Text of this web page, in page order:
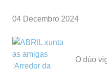
04 Decembro 2024
O dúo